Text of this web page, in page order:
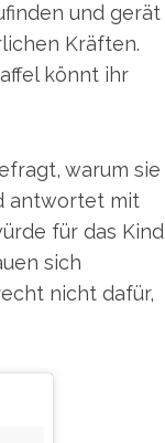
und gerät
Kräften.
könnt ihr
warum sie
antwortet mit
für das Kind
sich
nicht dafür,